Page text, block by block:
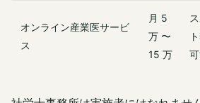
オンライン産業医サービ
ス
月 5
万 〜
15 万